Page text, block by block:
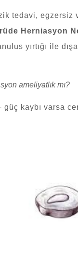
tedavi, egzersiz
Herniasyon
yırtığı ile
ameliyatlık mı?
güç kaybı varsa